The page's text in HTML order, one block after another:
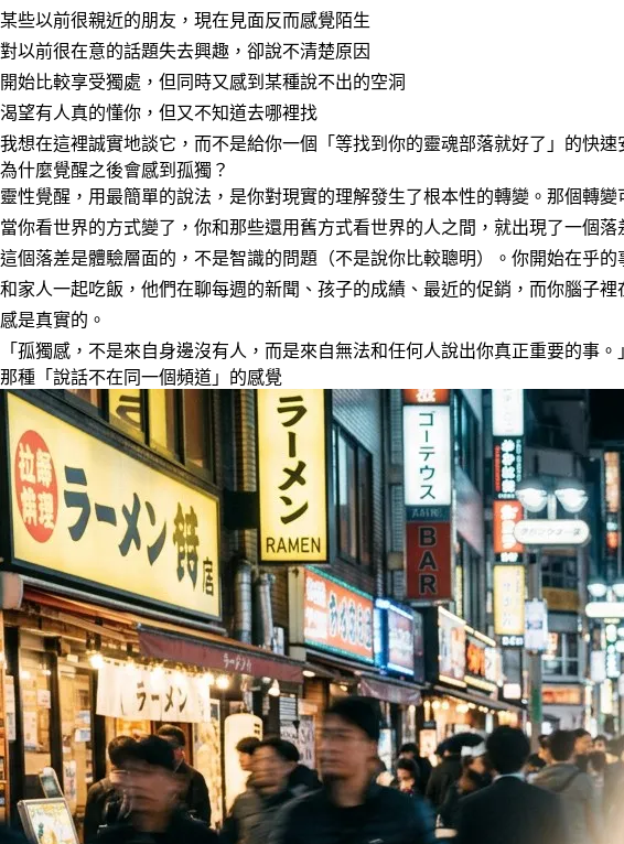
某些以前很親近的朋友，現在見面反而感覺陌生
對以前很在意的話題失去興趣，卻說不清楚原因
開始比較享受獨處，但同時又感到某種說不出的空洞
渴望有人真的懂你，但又不知道去哪裡找
我想在這裡誠實地談它，而不是給你一個「等找到你的靈魂部落就好了」的快
為什麼覺醒之後會感到孤獨？
靈性覺醒，用最簡單的說法，是你對現實的理解發生了根本性的轉變。那個轉
當你看世界的方式變了，你和那些還用舊方式看世界的人之間，就出現了一個落
這個落差是體驗層面的，不是智識的問題（不是說你比較聰明）。你開始在乎
和家人一起吃飯，他們在聊每週的新聞、孩子的成績、最近的促銷，而你腦子
感是真實的。
「孤獨感，不是來自身邊沒有人，而是來自無法和任何人說出你真正重要的事
那種「說話不在同一個頻道」的感覺